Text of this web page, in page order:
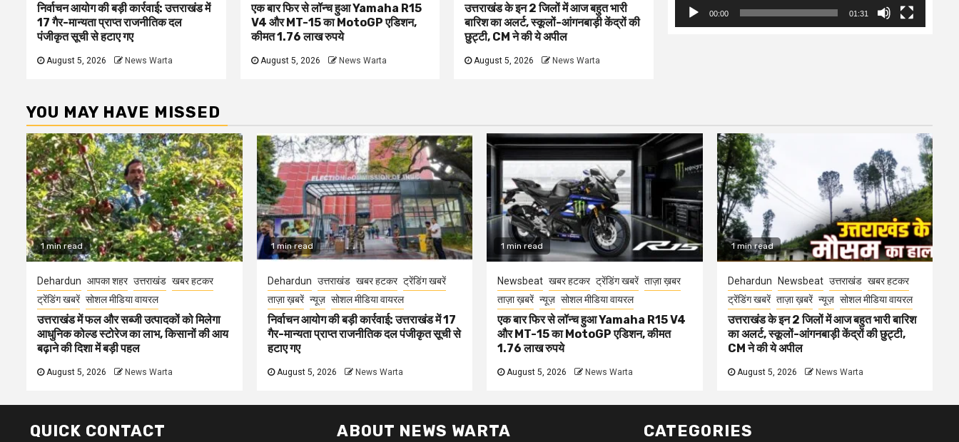
निर्वाचन आयोग की बड़ी कार्रवाई: उत्तराखंड में
17 गैर-मान्यता प्राप्त राजनीतिक दल
पंजीकृत सूची से हटाए गए
August 5, 2026 News Warta
एक बार फिर से लॉन्च हुआ Yamaha R15
V4 और MT-15 का MotoGP एडिशन,
कीमत 1.76 लाख रुपये
August 5, 2026 News Warta
उत्तराखंड के इन 2 जिलों में आज बहुत भारी
बारिश का अलर्ट, स्कूलों-आंगनबाड़ी केंद्रों की
छुट्टी, CM ने की ये अपील
August 5, 2026 News Warta
00:00 01:31
YOU MAY HAVE MISSED
1 min read
Dehardun आपका शहर उत्तराखंड खबर हटकर
ट्रेंडिंग खबरें सोशल मीडिया वायरल
उत्तराखंड में फल और सब्जी उत्पादकों को मिलेगा
आधुनिक कोल्ड स्टोरेज का लाभ, किसानों की आय
बढ़ाने की दिशा में बड़ी पहल
August 5, 2026 News Warta
1 min read
Dehardun उत्तराखंड खबर हटकर ट्रेंडिंग खबरें
ताज़ा ख़बरें न्यूज़ सोशल मीडिया वायरल
निर्वाचन आयोग की बड़ी कार्रवाई: उत्तराखंड में 17
गैर-मान्यता प्राप्त राजनीतिक दल पंजीकृत सूची से
हटाए गए
August 5, 2026 News Warta
1 min read
Newsbeat खबर हटकर ट्रेंडिंग खबरें ताज़ा ख़बर
ताज़ा ख़बरें न्यूज़ सोशल मीडिया वायरल
एक बार फिर से लॉन्च हुआ Yamaha R15 V4
और MT-15 का MotoGP एडिशन, कीमत
1.76 लाख रुपये
August 5, 2026 News Warta
1 min read
Dehardun Newsbeat उत्तराखंड खबर हटकर
ट्रेंडिंग खबरें ताज़ा ख़बरें न्यूज़ सोशल मीडिया वायरल
उत्तराखंड के इन 2 जिलों में आज बहुत भारी बारिश
का अलर्ट, स्कूलों-आंगनबाड़ी केंद्रों की छुट्टी,
CM ने की ये अपील
August 5, 2026 News Warta
QUICK CONTACT ABOUT NEWS WARTA CATEGORIES